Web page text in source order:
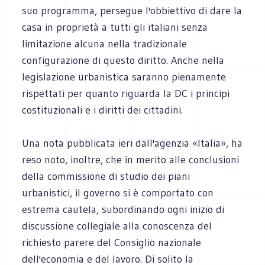
suo programma, persegue l'obbiettivo di dare la
casa in proprietà a tutti gli italiani senza
limitazione alcuna nella tradizionale
configurazione di questo diritto. Anche nella
legislazione urbanistica saranno pienamente
rispettati per quanto riguarda la DC i principi
costituzionali e i diritti dei cittadini.
Una nota pubblicata ieri dall'agenzia «Italia», ha
reso noto, inoltre, che in merito alle conclusioni
della commissione di studio dei piani
urbanistici, il governo si è comportato con
estrema cautela, subordinando ogni inizio di
discussione collegiale alla conoscenza del
richiesto parere del Consiglio nazionale
dell'economia e del lavoro. Di solito la